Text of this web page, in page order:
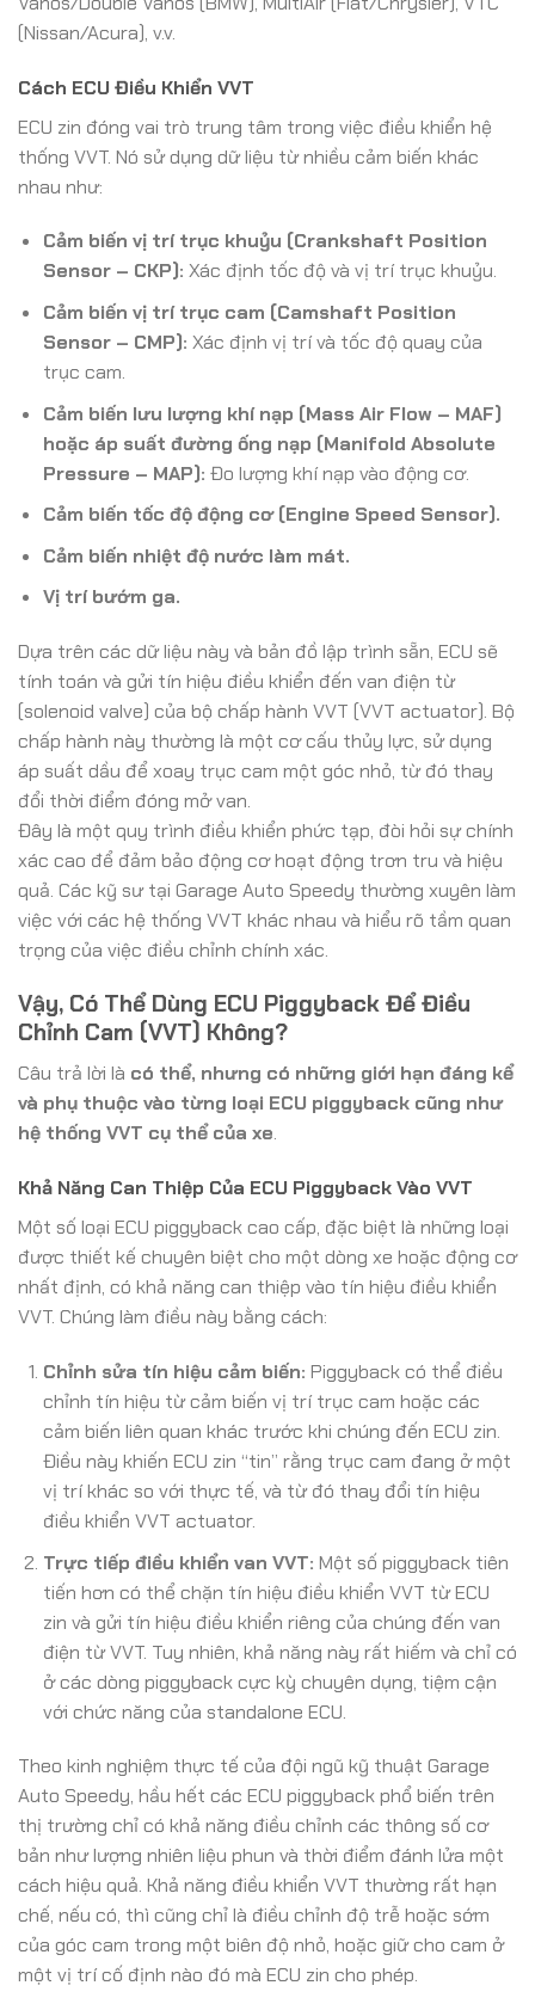
(Nissan/Acura), v.v.
Cách ECU Điều Khiển VVT
ECU zin đóng vai trò trung tâm trong việc điều khiển hệ
thống VVT. Nó sử dụng dữ liệu từ nhiều cảm biến khác
nhau như:
Cảm biến vị trí trục khuỷu (Crankshaft Position
Sensor – CKP): Xác định tốc độ và vị trí trục khuỷu.
Cảm biến vị trí trục cam (Camshaft Position
Sensor – CMP): Xác định vị trí và tốc độ quay của
trục cam.
Cảm biến lưu lượng khí nạp (Mass Air Flow – MAF)
hoặc áp suất đường ống nạp (Manifold Absolute
Pressure – MAP): Đo lượng khí nạp vào động cơ.
Cảm biến tốc độ động cơ (Engine Speed Sensor).
Cảm biến nhiệt độ nước làm mát.
Vị trí bướm ga.
Dựa trên các dữ liệu này và bản đồ lập trình sẵn, ECU sẽ
tính toán và gửi tín hiệu điều khiển đến van điện từ
(solenoid valve) của bộ chấp hành VVT (VVT actuator). Bộ
chấp hành này thường là một cơ cấu thủy lực, sử dụng
áp suất dầu để xoay trục cam một góc nhỏ, từ đó thay
đổi thời điểm đóng mở van.
Đây là một quy trình điều khiển phức tạp, đòi hỏi sự chính
xác cao để đảm bảo động cơ hoạt động trơn tru và hiệu
quả. Các kỹ sư tại Garage Auto Speedy thường xuyên làm
việc với các hệ thống VVT khác nhau và hiểu rõ tầm quan
trọng của việc điều chỉnh chính xác.
Vậy, Có Thể Dùng ECU Piggyback Để Điều
Chỉnh Cam (VVT) Không?
Câu trả lời là có thể, nhưng có những giới hạn đáng kể
và phụ thuộc vào từng loại ECU piggyback cũng như
hệ thống VVT cụ thể của xe.
Khả Năng Can Thiệp Của ECU Piggyback Vào VVT
Một số loại ECU piggyback cao cấp, đặc biệt là những loại
được thiết kế chuyên biệt cho một dòng xe hoặc động cơ
nhất định, có khả năng can thiệp vào tín hiệu điều khiển
VVT. Chúng làm điều này bằng cách:
Chỉnh sửa tín hiệu cảm biến: Piggyback có thể điều
chỉnh tín hiệu từ cảm biến vị trí trục cam hoặc các
cảm biến liên quan khác trước khi chúng đến ECU zin.
Điều này khiến ECU zin “tin” rằng trục cam đang ở một
vị trí khác so với thực tế, và từ đó thay đổi tín hiệu
điều khiển VVT actuator.
Trực tiếp điều khiển van VVT: Một số piggyback tiên
tiến hơn có thể chặn tín hiệu điều khiển VVT từ ECU
zin và gửi tín hiệu điều khiển riêng của chúng đến van
điện từ VVT. Tuy nhiên, khả năng này rất hiếm và chỉ có
ở các dòng piggyback cực kỳ chuyên dụng, tiệm cận
với chức năng của standalone ECU.
Theo kinh nghiệm thực tế của đội ngũ kỹ thuật Garage
Auto Speedy, hầu hết các ECU piggyback phổ biến trên
thị trường chỉ có khả năng điều chỉnh các thông số cơ
bản như lượng nhiên liệu phun và thời điểm đánh lửa một
cách hiệu quả. Khả năng điều khiển VVT thường rất hạn
chế, nếu có, thì cũng chỉ là điều chỉnh độ trễ hoặc sớm
của góc cam trong một biên độ nhỏ, hoặc giữ cho cam ở
một vị trí cố định nào đó mà ECU zin cho phép.